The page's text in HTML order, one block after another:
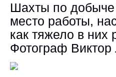
Шахты по добыче
место работы,
как тяжело в них
Фотограф